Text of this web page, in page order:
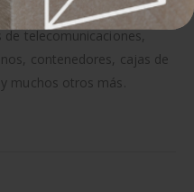
de telecomunicaciones,
contenedores, cajas de
muchos otros más.